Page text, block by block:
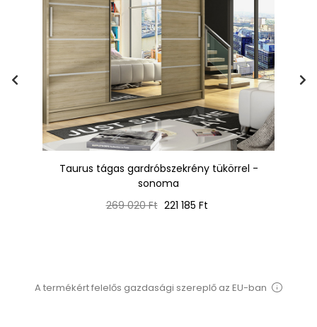
Taurus tágas gardróbszekrény tükörrel -
sonoma
Normál
269 020 Ft Ár
221 185 Ft
A termékért felelős gazdasági szereplő az EU-ban